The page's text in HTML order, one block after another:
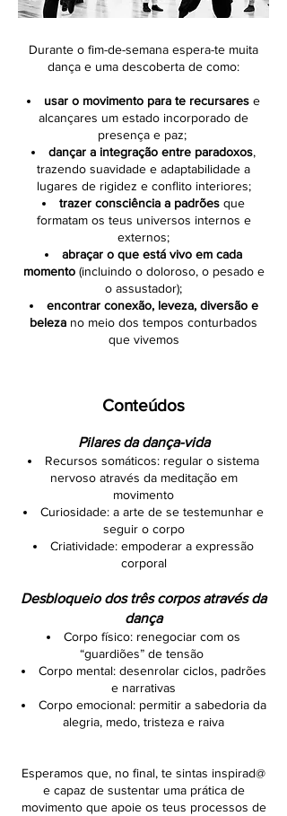
Durante o fim-de-semana espera-te muita
dança e uma descoberta de como:
usar o movimento para te recursares e
alcançares um estado incorporado de
presença e paz;
dançar a integração entre paradoxos,
trazendo suavidade e adaptabilidade a
lugares de rigidez e conflito interiores;
trazer consciência a padrões que
formatam os teus universos internos e
externos;
abraçar o que está vivo em cada
momento(incluindo o doloroso, o pesado e
o assustador);
encontrar conexão, leveza, diversão e
beleza no meio dos tempos conturbados
que vivemos
Conteúdos
Pilares da dança-vida
Recursos somáticos: regular o sistema
nervoso através da meditação em
movimento
Curiosidade: a arte de se testemunhar e
seguir o corpo
Criatividade: empoderar a expressão
corporal
Desbloqueio dos três corpos através da
dança
Corpo físico: renegociar com os
“guardiões” de tensão
Corpo mental: desenrolar ciclos, padrões
e narrativas
Corpo emocional: permitir a sabedoria da
alegria, medo, tristeza e raiva
Esperamos que, no final, te sintas inspirad@
e capaz de sustentar uma prática de
movimento que apoie os teus processos de